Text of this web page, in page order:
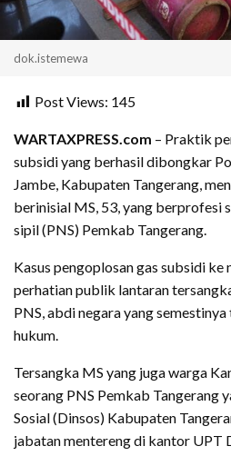
dok.istemewa
Post Views: 145
WARTAXPRESS.com – Praktik
subsidi yang berhasil dibongkar
Jambe, Kabupaten Tangerang,
berinisial MS, 53, yang berprofesi
sipil (PNS) Pemkab Tangerang.
Kasus pengoplosan gas subsidi ke
perhatian publik lantaran
PNS, abdi negara yang
hukum.
Tersangka MS yang juga warga
seorang PNS Pemkab Tangerang
Sosial (Dinsos) Kabupaten
jabatan mentereng di kantor UPT